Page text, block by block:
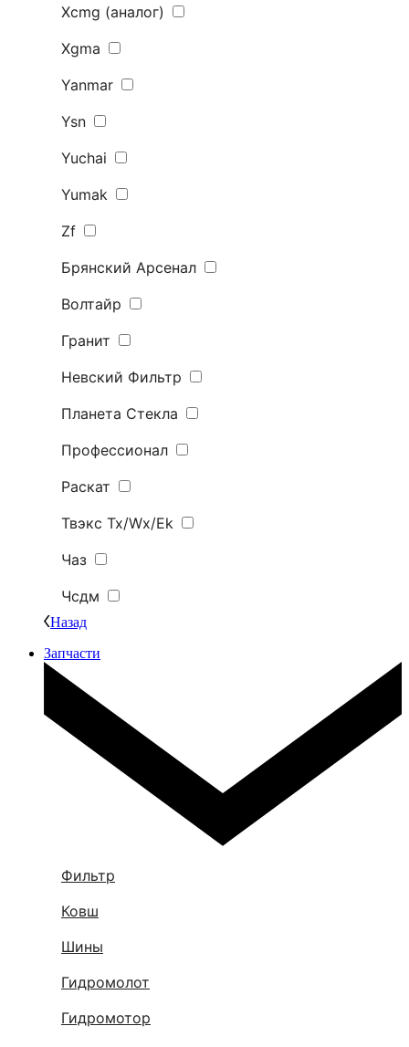
Xcmg (аналог)
Xgma
Yanmar
Ysn
Yuchai
Yumak
Zf
Брянский Арсенал
Волтайр
Гранит
Невский Фильтр
Планета Стекла
Профессионал
Раскат
Твэкс Tx/Wx/Ek
Чаз
Чсдм
Назад
Запчасти
Фильтр
Ковш
Шины
Гидромолот
Гидромотор